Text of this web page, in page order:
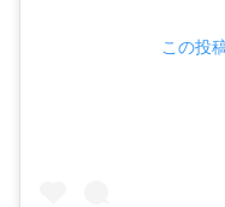
この投